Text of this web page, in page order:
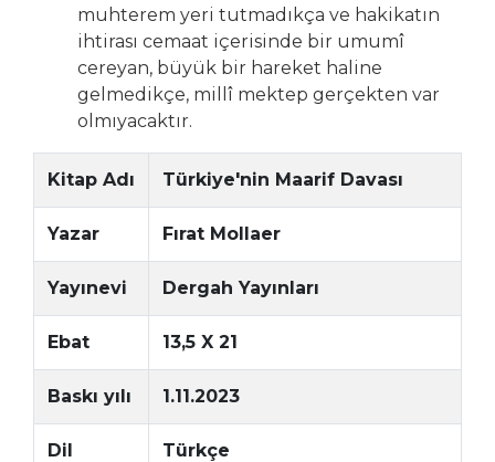
muhterem yeri tutmadıkça ve hakikatın
ihtirası cemaat içerisinde bir umumî
cereyan, büyük bir hareket haline
gelmedikçe, millî mektep gerçekten var
olmıyacaktır.
Kitap Adı Türkiye'nin Maarif Davası
Yazar Fırat Mollaer
Yayınevi Dergah Yayınları
Ebat 13,5 X 21
Baskı yılı 1.11.2023
Dil Türkçe